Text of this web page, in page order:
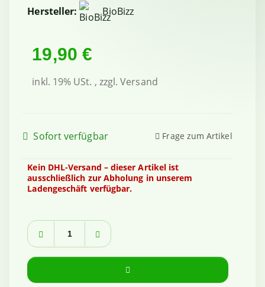
Hersteller:
BioBizz
19,90 €
inkl. 19% USt. , zzgl.Versand
Sofort verfügbar Frage zum Artikel
Kein DHL-Versand – dieser Artikel ist
ausschließlich zur Abholung in unserem
Ladengeschäft verfügbar.